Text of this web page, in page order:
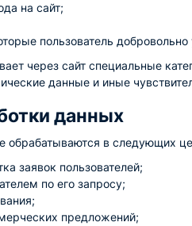
на сайт;
пользователь
через сайт специальные
данные и иные
данных
обрабатываются в следующих
заявок пользователей;
по его запросу;
предложений;